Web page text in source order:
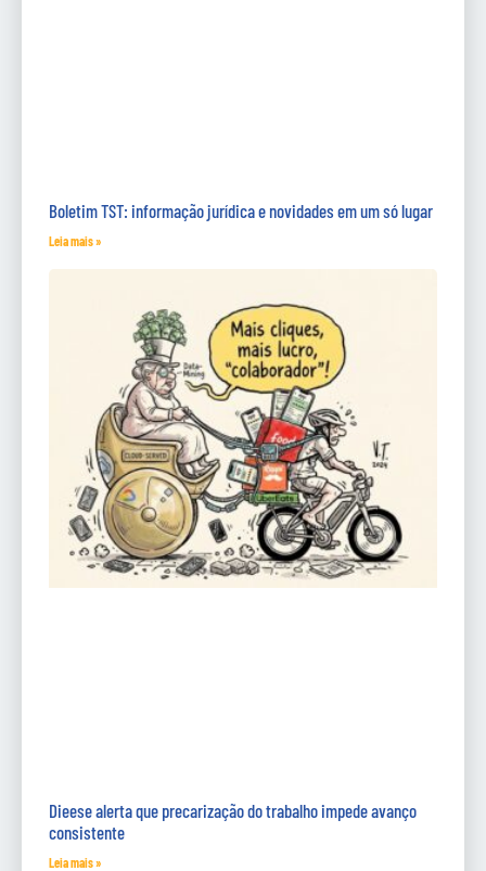
Boletim TST: informação jurídica e novidades em um só lugar
Leia mais »
Dieese alerta que precarização do trabalho impede avanço
consistente
Leia mais »